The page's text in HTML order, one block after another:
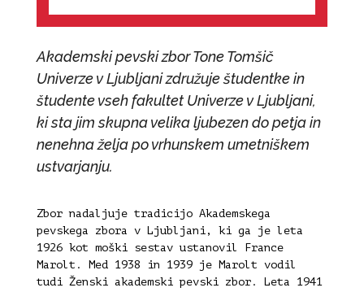
Akademski pevski zbor Tone Tomšič
Univerze v Ljubljani združuje študentke in
študente vseh fakultet Univerze v Ljubljani,
ki sta jim skupna velika ljubezen do petja in
nenehna želja po vrhunskem umetniškem
ustvarjanju.
Zbor nadaljuje tradicijo Akademskega
pevskega zbora v Ljubljani, ki ga je leta
1926 kot moški sestav ustanovil France
Marolt. Med 1938 in 1939 je Marolt vodil
tudi Ženski akademski pevski zbor. Leta 1941